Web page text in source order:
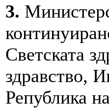
3.
Светската
здравство,
Република